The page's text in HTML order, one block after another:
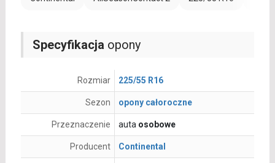
Specyfikacja opony
Rozmiar 225/55 R16
Sezon opony całoroczne
Przeznaczenie auta osobowe
Producent Continental